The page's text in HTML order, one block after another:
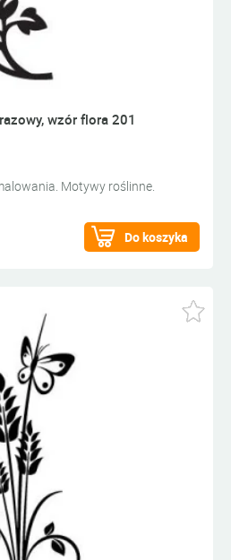
wzór flora 201
Motywy roślinne.
Do koszyka